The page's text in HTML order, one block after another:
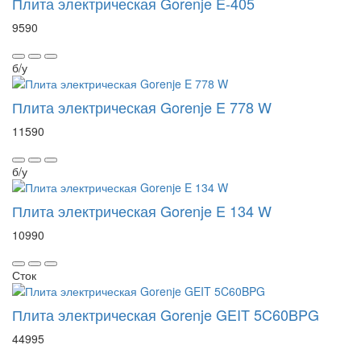
9590
б/у
Плита электрическая Gorenje E 778 W
11590
б/у
Плита электрическая Gorenje E 134 W
10990
Сток
Плита электрическая Gorenje GEIT 5C60BPG
44995